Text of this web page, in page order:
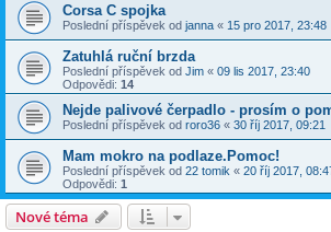
Corsa C spojka
Poslední příspěvek od janna « 15 pro 2017, 23:48
Zatuhlá ruční brzda
Poslední příspěvek od Jim « 09 lis 2017, 23:40
Odpovědi: 14
Nejde palivové čerpadlo - prosím o
Poslední příspěvek od roro36 « 30 říj 2017, 09:21
Mam mokro na podlaze.Pomoc!
Poslední příspěvek od 22 tomik « 20 říj 2017,
Odpovědi: 1
Nové téma